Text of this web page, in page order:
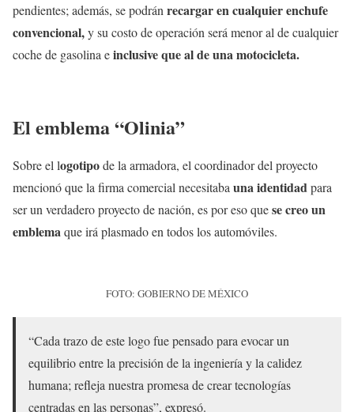
pendientes; además, se podrán recargar en cualquier enchufe
convencional,y su costo de operación será menor al de cualquier
coche de gasolina einclusive que al de una motocicleta.
El emblema “Olinia”
Sobre el logotipode la armadora, el coordinador del proyecto
mencionó que la firma comercial necesitaba una identidadpara
ser un verdadero proyecto de nación, es por eso quese creo un
emblemaque irá plasmado en todos los automóviles.
FOTO: GOBIERNO DE MÉXICO
“Cada trazo de este logo fue pensado para evocar un
equilibrio entre la precisión de la ingeniería y la calidez
humana; refleja nuestra promesa de crear tecnologías
centradas en las personas”, expresó.